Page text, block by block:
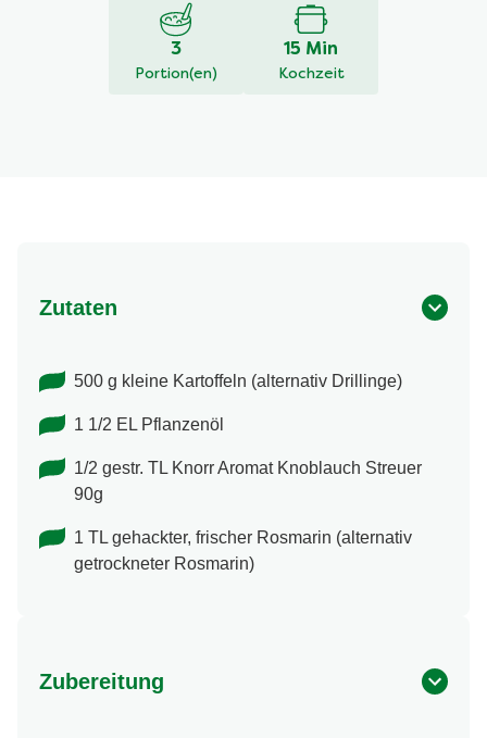
3
Portion(en)
15 Min
Kochzeit
Zutaten
500 g kleine Kartoffeln (alternativ Drillinge)
1 1/2 EL Pflanzenöl
1/2 gestr. TL Knorr Aromat Knoblauch Streuer
90g
1 TL gehackter, frischer Rosmarin (alternativ
getrockneter Rosmarin)
Zubereitung